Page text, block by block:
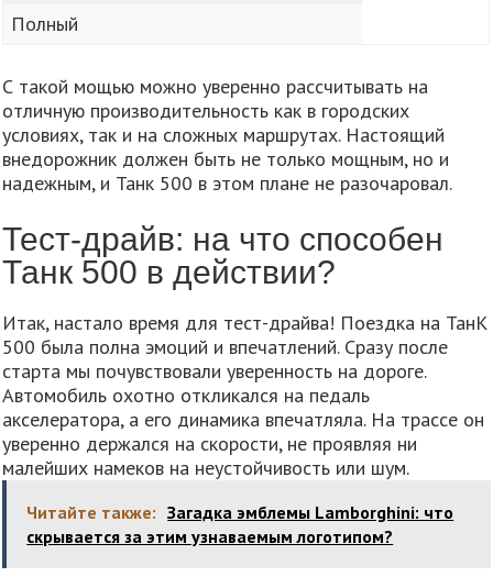
Полный
С такой мощью можно уверенно рассчитывать на
отличную производительность как в городских
условиях, так и на сложных маршрутах. Настоящий
внедорожник должен быть не только мощным, но и
надежным, и Танк 500 в этом плане не разочаровал.
Тест-драйв: на что способен
Танк 500 в действии?
Итак, настало время для тест-драйва! Поездка на ТанК
500 была полна эмоций и впечатлений. Сразу после
старта мы почувствовали уверенность на дороге.
Автомобиль охотно откликался на педаль
акселератора, а его динамика впечатляла. На трассе он
уверенно держался на скорости, не проявляя ни
малейших намеков на неустойчивость или шум.
Читайте также: Загадка эмблемы Lamborghini: что
скрывается за этим узнаваемым логотипом?